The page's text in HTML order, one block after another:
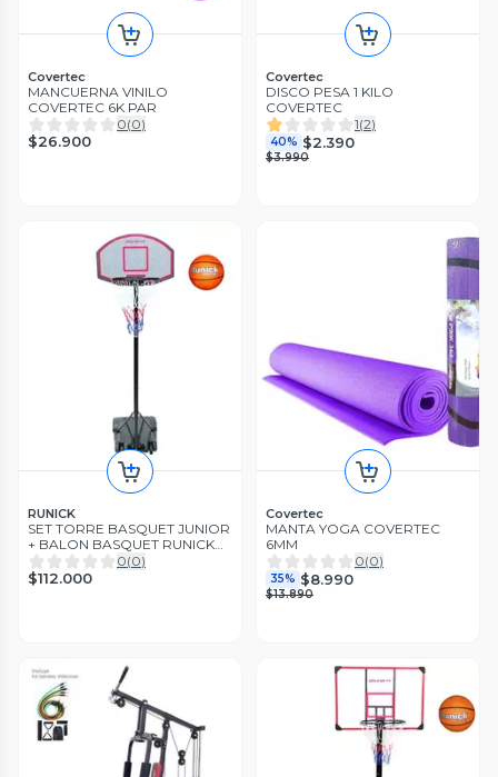
Covertec
MANCUERNA VINILO
COVERTEC 6K PAR
0(0)
$26.900
Covertec
DISCO PESA 1 KILO
COVERTEC
1(2)
40% $2.390
$3.990
RUNICK
SET TORRE BASQUET JUNIOR
+ BALON BASQUET RUNICK
Nº 5
0(0)
$112.000
Covertec
MANTA YOGA COVERTEC
6MM
0(0)
35% $8.990
$13.890